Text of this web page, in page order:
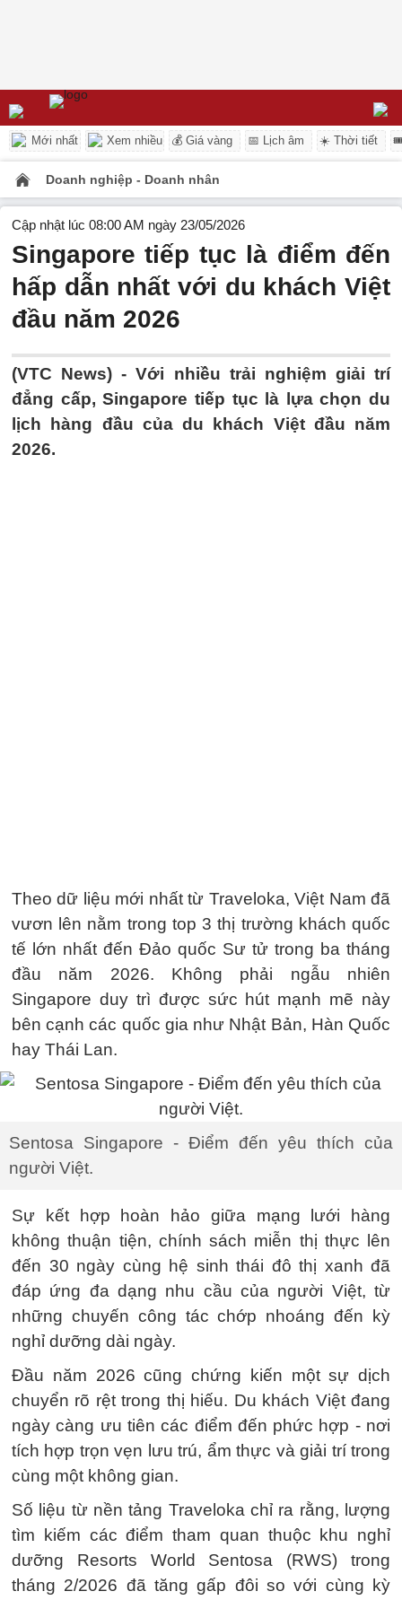
Mới nhất Xem nhiều 💰 Giá vàng 📅 Lịch âm ☀️ Thời tiết
Doanh nghiệp - Doanh nhân
Cập nhật lúc 08:00 AM ngày 23/05/2026
Singapore tiếp tục là điểm đến
hấp dẫn nhất với du khách Việt
đầu năm 2026
(VTC News) -Với nhiều trải nghiệm giải trí
đẳng cấp, Singapore tiếp tục là lựa chọn du
lịch hàng đầu của du khách Việt đầu năm
2026.
Theo dữ liệu mới nhất từ Traveloka, Việt Nam đã
vươn lên nằm trong top 3 thị trường khách quốc
tế lớn nhất đến Đảo quốc Sư tử trong ba tháng
đầu năm 2026. Không phải ngẫu nhiên
Singapore duy trì được sức hút mạnh mẽ này
bên cạnh các quốc gia như Nhật Bản, Hàn Quốc
hay Thái Lan.
Sentosa Singapore - Điểm đến yêu thích của
người Việt.
Sự kết hợp hoàn hảo giữa mạng lưới hàng
không thuận tiện, chính sách miễn thị thực lên
đến 30 ngày cùng hệ sinh thái đô thị xanh đã
đáp ứng đa dạng nhu cầu của người Việt, từ
những chuyến công tác chớp nhoáng đến kỳ
nghỉ dưỡng dài ngày.
Đầu năm 2026 cũng chứng kiến một sự dịch
chuyển rõ rệt trong thị hiếu. Du khách Việt đang
ngày càng ưu tiên các điểm đến phức hợp - nơi
tích hợp trọn vẹn lưu trú, ẩm thực và giải trí trong
cùng một không gian.
Số liệu từ nền tảng Traveloka chỉ ra rằng, lượng
tìm kiếm các điểm tham quan thuộc khu nghỉ
dưỡng Resorts World Sentosa (RWS) trong
tháng 2/2026 đã tăng gấp đôi so với cùng kỳ